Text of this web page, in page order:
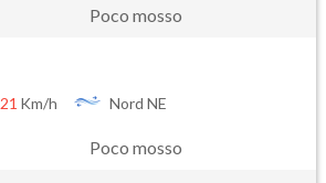
Poco mosso
21 Km/h Nord NE
Poco mosso